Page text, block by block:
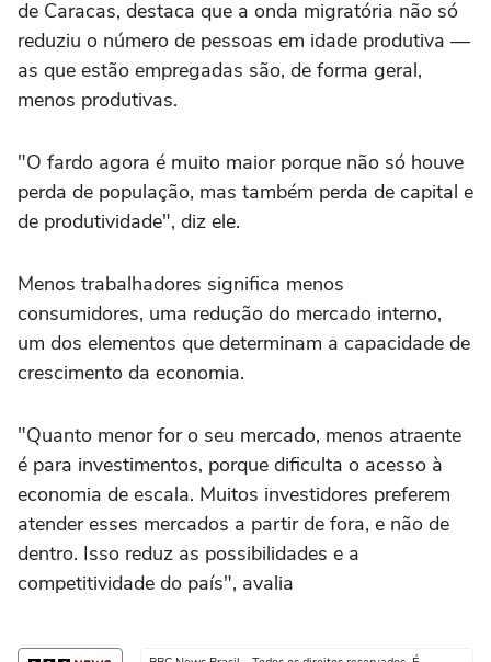
de Caracas, destaca que a onda migratória não só
reduziu o número de pessoas em idade produtiva —
as que estão empregadas são, de forma geral,
menos produtivas.
"O fardo agora é muito maior porque não só houve
perda de população, mas também perda de capital e
de produtividade", diz ele.
Menos trabalhadores significa menos
consumidores, uma redução do mercado interno,
um dos elementos que determinam a capacidade de
crescimento da economia.
"Quanto menor for o seu mercado, menos atraente
é para investimentos, porque dificulta o acesso à
economia de escala. Muitos investidores preferem
atender esses mercados a partir de fora, e não de
dentro. Isso reduz as possibilidades e a
competitividade do país", avalia